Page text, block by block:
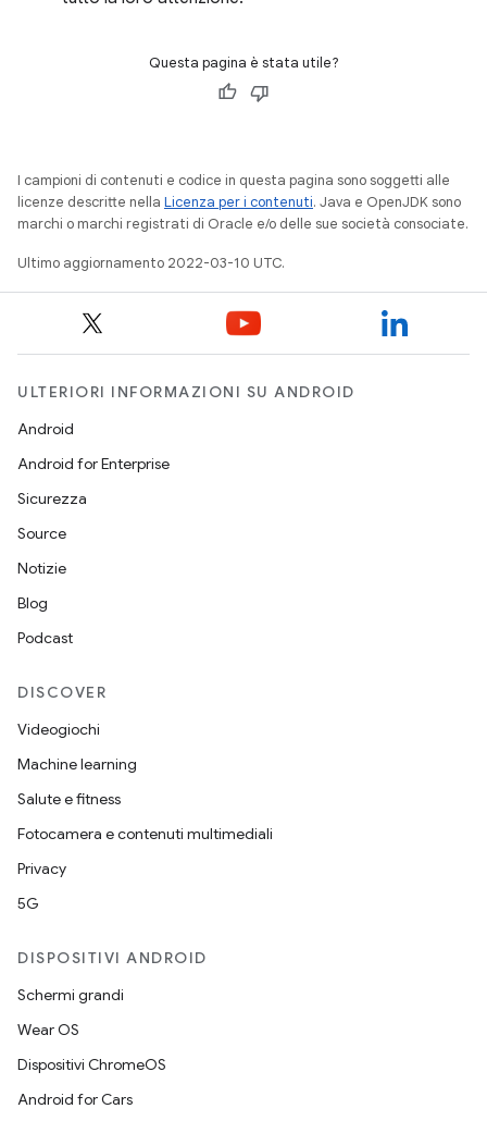
Questa pagina è stata utile?
I campioni di contenuti e codice in questa pagina sono soggetti alle
licenze descritte nella Licenza per i contenuti. Java e OpenJDK sono
marchi o marchi registrati di Oracle e/o delle sue società consociate.
Ultimo aggiornamento 2022-03-10 UTC.
ULTERIORI INFORMAZIONI SU ANDROID
Android
Android for Enterprise
Sicurezza
Source
Notizie
Blog
Podcast
DISCOVER
Videogiochi
Machine learning
Salute e fitness
Fotocamera e contenuti multimediali
Privacy
5G
DISPOSITIVI ANDROID
Schermi grandi
Wear OS
Dispositivi ChromeOS
Android for Cars